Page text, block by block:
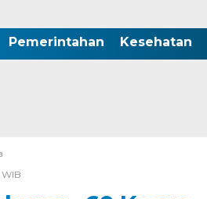
Pemerintahan Kesehatan